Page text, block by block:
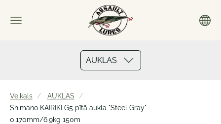
AUKLAS
Veikals
AUKLAS
Shimano KAIRIKI G5 pītā aukla "Steel Gray"
0.170mm/6.9kg 150m